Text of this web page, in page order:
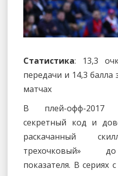
Статистика: 13,3
передачи и 14,3 балла
матчах
В плей-офф-2017
секретный код и
раскачанный
трехочковый»
показателя. В сериях